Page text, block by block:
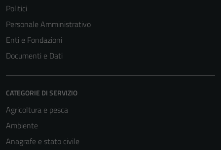
Politici
Personale Amministrativo
Enti e Fondazioni
Documenti e Dati
CATEGORIE DI SERVIZIO
Agricoltura e pesca
Ambiente
Anagrafe e stato civile